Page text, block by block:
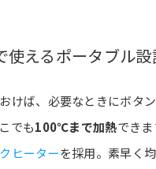
使えるポータブル
けば、必要なときにボタ
でも100℃まで加熱でき
ヒーターを採用。素早く